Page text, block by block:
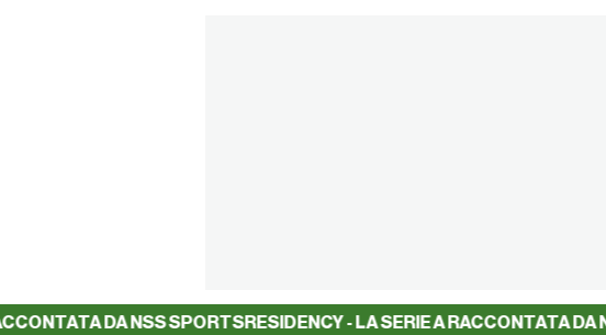
DA NSS SPORTSRESIDENCY - LA SERIE A RACCONTATA DA NSS